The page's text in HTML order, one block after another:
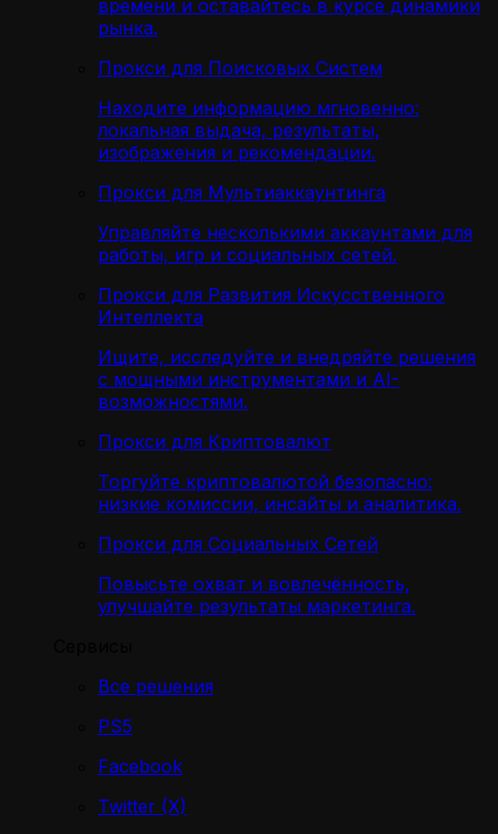
времени и оставайтесь в курсе динамики
рынка.
Прокси для Поисковых Систем
Находите информацию мгновенно:
локальная выдача, результаты,
изображения и рекомендации.
Прокси для Мультиаккаунтинга
Управляйте несколькими аккаунтами для
работы, игр и социальных сетей.
Прокси для Развития Искусственного
Интеллекта
Ищите, исследуйте и внедряйте решения
с мощными инструментами и AI-
возможностями.
Прокси для Криптовалют
Торгуйте криптовалютой безопасно:
низкие комиссии, инсайты и аналитика.
Прокси для Социальных Сетей
Повысьте охват и вовлечённость,
улучшайте результаты маркетинга.
Все решения
PS5
Facebook
Twitter (X)